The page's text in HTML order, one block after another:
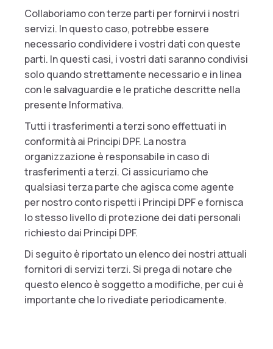
Collaboriamo con terze parti per fornirvi i nostri
servizi. In questo caso, potrebbe essere
necessario condividere i vostri dati con queste
parti. In questi casi, i vostri dati saranno condivisi
solo quando strettamente necessario e in linea
con le salvaguardie e le pratiche descritte nella
presente Informativa.
Tutti i trasferimenti a terzi sono effettuati in
conformità ai Principi DPF. La nostra
organizzazione è responsabile in caso di
trasferimenti a terzi. Ci assicuriamo che
qualsiasi terza parte che agisca come agente
per nostro conto rispetti i Principi DPF e fornisca
lo stesso livello di protezione dei dati personali
richiesto dai Principi DPF.
Di seguito è riportato un elenco dei nostri attuali
fornitori di servizi terzi. Si prega di notare che
questo elenco è soggetto a modifiche, per cui è
importante che lo rivediate periodicamente.